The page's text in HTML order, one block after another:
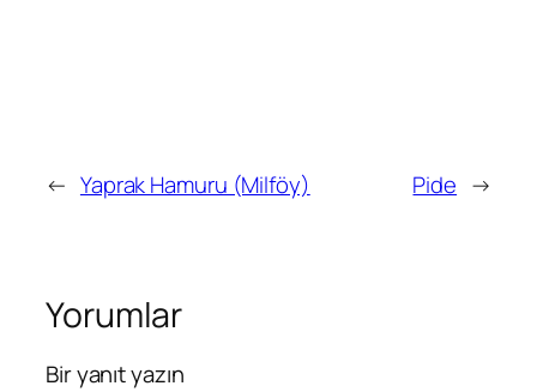
← Yaprak Hamuru (Milföy) Pide →
Yorumlar
Bir yanıt yazın